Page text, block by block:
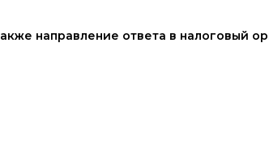
направление ответа в налоговый